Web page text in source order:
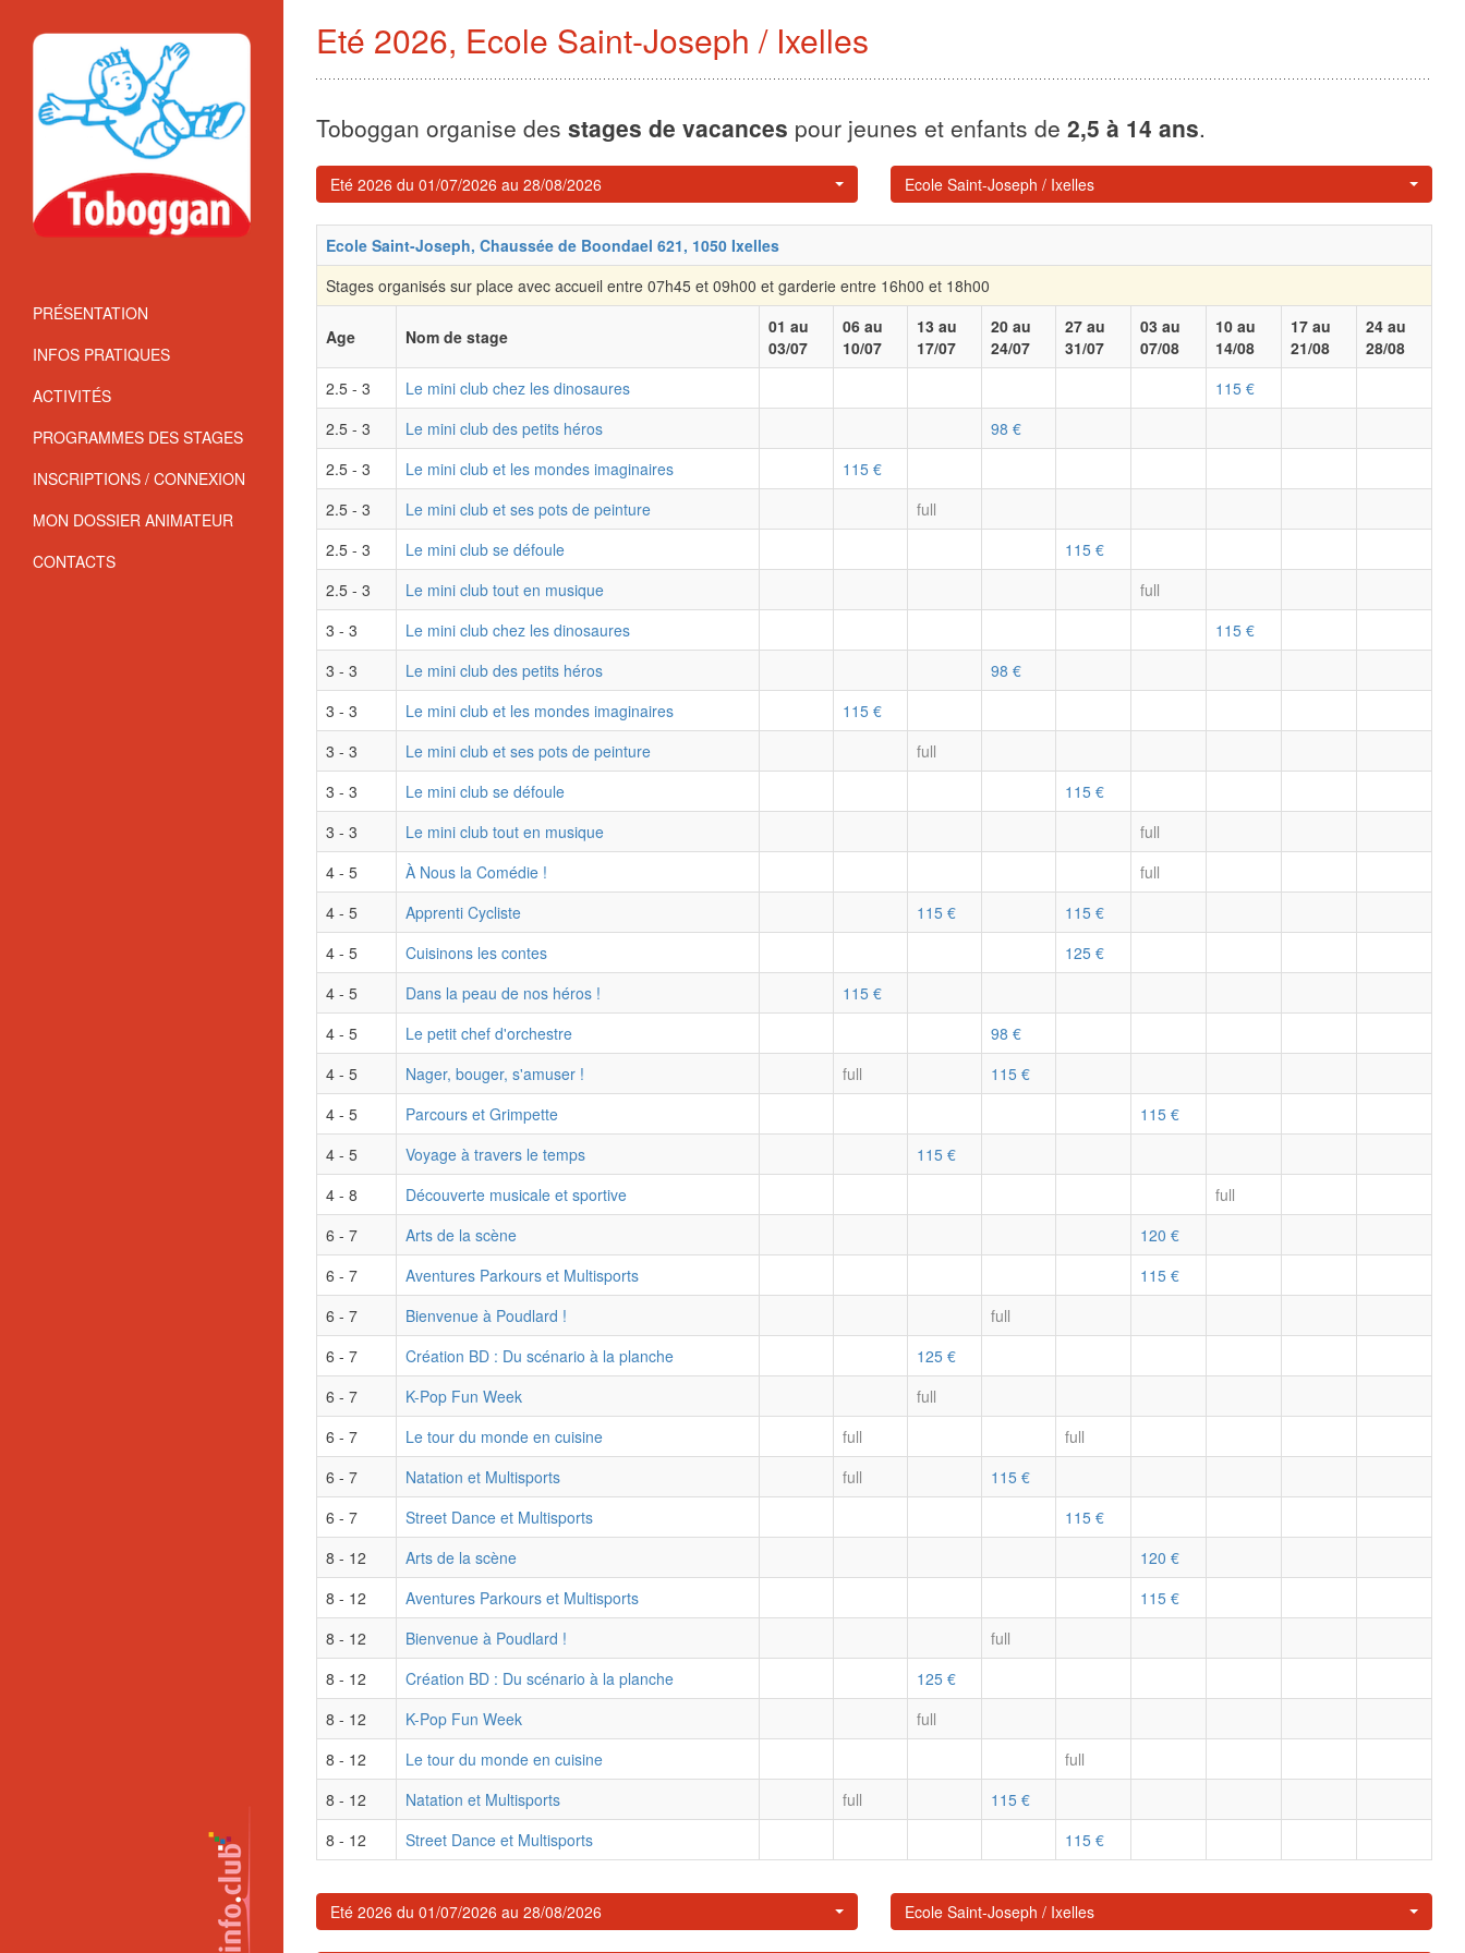
PRÉSENTATION
INFOS PRATIQUES
ACTIVITÉS
PROGRAMMES DES STAGES
INSCRIPTIONS / CONNEXION
MON DOSSIER ANIMATEUR
CONTACTS
Eté 2026, Ecole Saint-Joseph / Ixelles
Toboggan organise des stages de vacances pour jeunes et enfants de 2,5 à 14 ans.
Eté 2026 du 01/07/2026 au 28/08/2026 Ecole Saint-Joseph / Ixelles
Ecole Saint-Joseph, Chaussée de Boondael 621, 1050 Ixelles
Stages organisés sur place avec accueil entre 07h45 et 09h00 et garderie entre 16h00 et 18h00
Age Nom de stage
01 au
03/07
06 au
10/07
13 au
17/07
20 au
24/07
27 au
31/07
03 au
07/08
10 au
14/08
17 au
21/08
24 au
28/08
2.5 - 3
Le mini club chez les dinosaures
115 €
2.5 - 3
Le mini club des petits héros
98 €
2.5 - 3
Le mini club et les mondes imaginaires
115 €
2.5 - 3
Le mini club et ses pots de peinture
full
2.5 - 3
Le mini club se défoule
115 €
2.5 - 3
Le mini club tout en musique
full
3 - 3
Le mini club chez les dinosaures
115 €
3 - 3
Le mini club des petits héros
98 €
3 - 3
Le mini club et les mondes imaginaires
115 €
3 - 3
Le mini club et ses pots de peinture
full
3 - 3
Le mini club se défoule
115 €
3 - 3
Le mini club tout en musique
full
4 - 5
À Nous la Comédie !
full
4 - 5
Apprenti Cycliste 115 €
115 €
4 - 5
Cuisinons les contes
125 €
4 - 5
Dans la peau de nos héros !
115 €
4 - 5
Le petit chef d'orchestre
98 €
4 - 5
Nager, bouger, s'amuser ! full
115 €
4 - 5
Parcours et Grimpette
115 €
4 - 5
Voyage à travers le temps
115 €
4 - 8
Découverte musicale et sportive
full
6 - 7
Arts de la scène
120 €
6 - 7
Aventures Parkours et Multisports
115 €
6 - 7
Bienvenue à Poudlard !
full
6 - 7
Création BD : Du scénario à la planche
125 €
6 - 7
K-Pop Fun Week
full
6 - 7
Le tour du monde en cuisine full
full
6 - 7
Natation et Multisports full
115 €
6 - 7
Street Dance et Multisports
115 €
8 - 12
Arts de la scène
120 €
8 - 12
Aventures Parkours et Multisports
115 €
8 - 12
Bienvenue à Poudlard !
full
8 - 12
Création BD : Du scénario à la planche
125 €
8 - 12
K-Pop Fun Week
full
8 - 12
Le tour du monde en cuisine
full
8 - 12
Natation et Multisports full
115 €
8 - 12
Street Dance et Multisports 115 €
Eté 2026 du 01/07/2026 au 28/08/2026 Ecole Saint-Joseph / Ixelles